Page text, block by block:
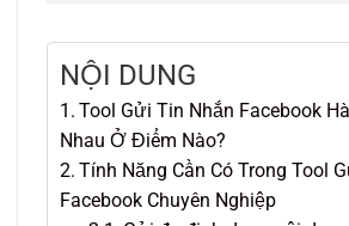
NỘI DUNG
Tool Gửi Tin Nhắn Facebook
Nhau Ở Điểm Nào?
Tính Năng Cần Có Trong Tool
Facebook Chuyên Nghiệp